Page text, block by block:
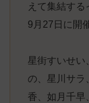
えて集結する
9月27日に開
星街すいせい
の、星川サラ
香、如月千早